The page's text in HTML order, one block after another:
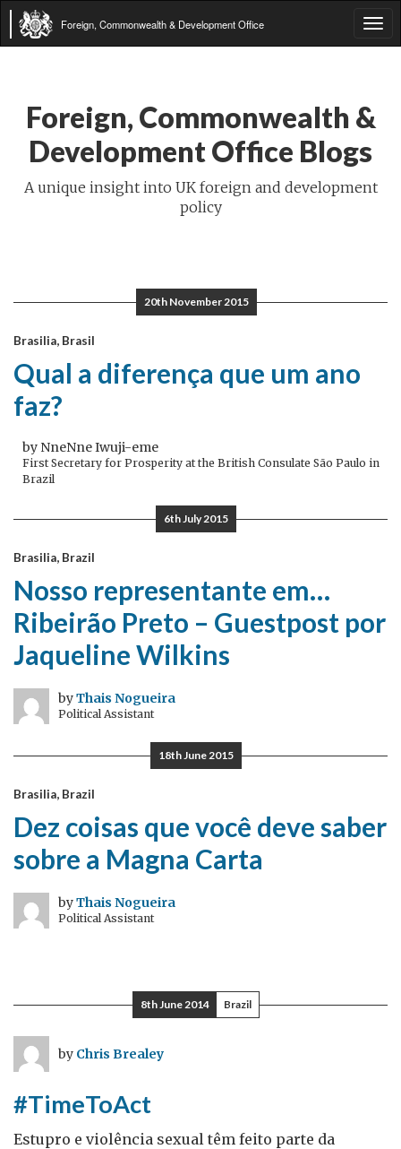
Foreign, Commonwealth & Development Office
Foreign, Commonwealth &
Development Office Blogs
A unique insight into UK foreign and development
policy
20th November 2015
Brasilia, Brasil
Qual a diferença que um ano
faz?
by NneNne Iwuji-eme
First Secretary for Prosperity at the British Consulate São Paulo in
Brazil
6th July 2015
Brasilia, Brazil
Nosso representante em…
Ribeirão Preto – Guestpost por
Jaqueline Wilkins
byThais Nogueira
Political Assistant
18th June 2015
Brasilia, Brazil
Dez coisas que você deve saber
sobre a Magna Carta
byThais Nogueira
Political Assistant
8th June 2014 Brazil
by Chris Brealey
#TimeToAct
Estupro e violência sexual têm feito parte da